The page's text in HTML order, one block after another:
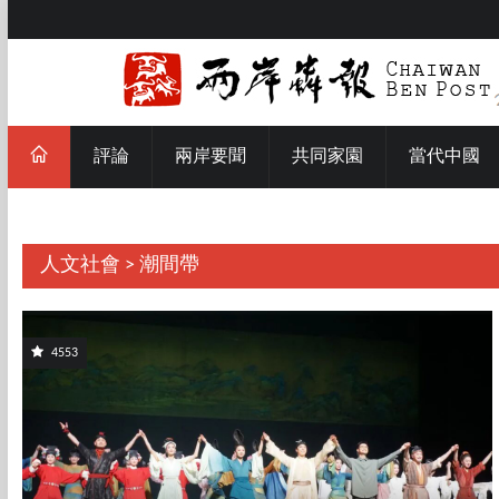
評論 兩岸要聞 共同家園 當代中國
人文社會 > 潮間帶
4553